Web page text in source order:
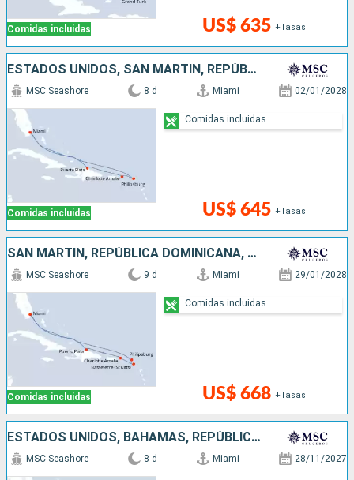
Comidas incluidas US$ 635 +Tasas
ESTADOS UNIDOS, SAN MARTÍN, REPÚBLICA DOMINICANA
Comidas incluidas
MSC Seashore 8 d Miami 02/01/2028
US$ 645 +Tasas
Comidas incluidas
SAN MARTÍN, REPÚBLICA DOMINICANA, ESTADOS UNIDOS
Comidas incluidas
MSC Seashore 9 d Miami 29/01/2028
US$ 668 +Tasas
Comidas incluidas
ESTADOS UNIDOS, BAHAMAS, REPÚBLICA DOMINICANA
MSC Seashore 8 d Miami 28/11/2027